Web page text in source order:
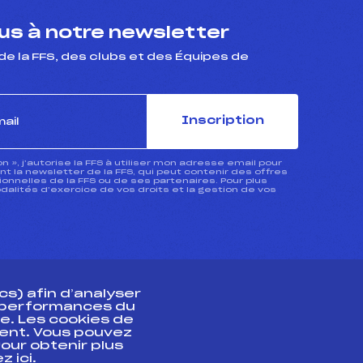
à notre newsletter
la FFS, des clubs et des Équipes de
Inscription
», j’autorise la FFS à utiliser mon adresse email pour
la newsletter de la FFS, qui peut contenir des offres
de la FFS ou de ses partenaires. Pour plus
d’exercice de vos droits et la gestion de vos
afin d’analyser
du
Les cookies de
Vous pouvez
obtenir plus
ici.